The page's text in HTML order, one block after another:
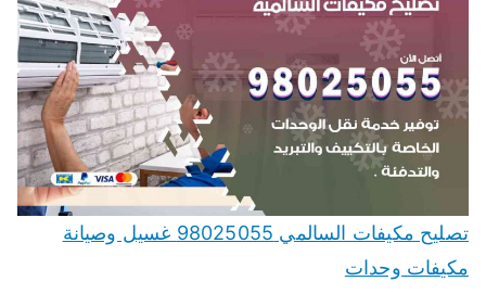
تصليح مكيفات السالمي 98025055 غسيل وصيانة
مكيفات وحدات